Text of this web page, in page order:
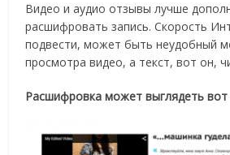
Видео и аудио отзывы лучше
расшифровать запись. Скорость
подвести, может быть неудобный
просмотра видео, а текст, вот он,
Расшифровка может выглядеть вот